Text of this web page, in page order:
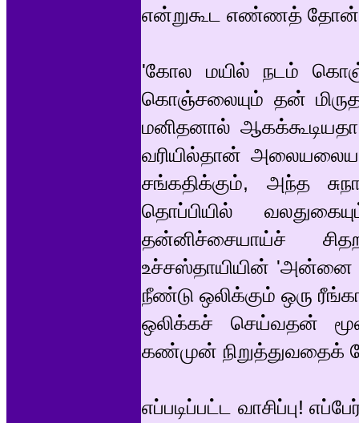
என்றுகூட எண்ணத்
'கோல மயில் நடம்
கொஞ்சலையும் தன்
மனிதனால்
வரியில்தான்
சங்கதிக்கும், அந்த
தொப்பியில்
தன்னிச்சையாய்ச்
உச்சஸ்தாயியின் 'அன்னை
நீண்டு ஒலிக்கும் ஒரு
ஒலிக்கச் செய்வதன்
கண்முன் நிறுத்துவதைக்
எப்படிப்பட்ட வாசிப்பு!